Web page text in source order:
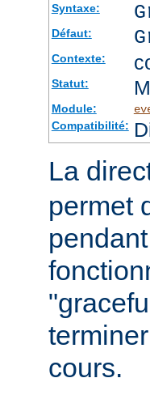
Syntaxe:
Défaut:
Contexte:
Statut:
Module:
Compatibilité:
La
permet
cours.